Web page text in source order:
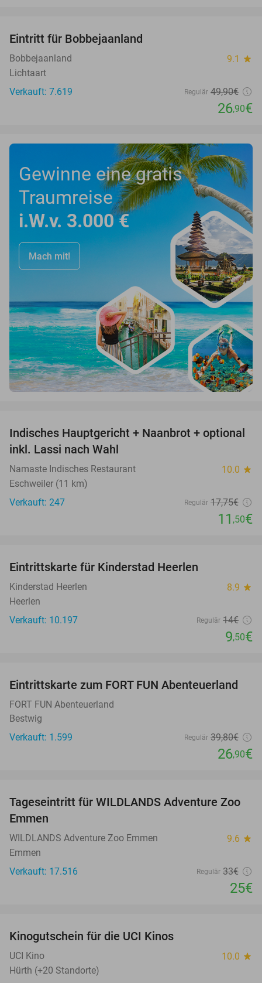
Eintritt für Bobbejaanland
Bobbejaanland 9.1 star
Lichtaart
Verkauft: 7.619
Regulär 49,90€
26,90€
Gewinne eine gratis
Traumreise
i.W.v. 3.000 €
Mach mit!
35%
Indisches Hauptgericht + Naanbrot + optional
inkl. Lassi nach Wahl
Namaste Indisches Restaurant 10.0 star
Eschweiler (11 km)
Verkauft: 247
Regulär 17,75€
11 ,50€
Eintrittskarte für Kinderstad Heerlen
Kinderstad Heerlen 8.9 star
Heerlen
Verkauft: 10.197
Regulär 14€
9,50€
32%
Eintrittskarte zum FORT FUN Abenteuerland
FORT FUN Abenteuerland
Bestwig
Verkauft: 1.599
Regulär 39,80€
26,90€
24%
Tageseintritt für WILDLANDS Adventure Zoo
Emmen
WILDLANDS Adventure Zoo Emmen 9.6 star
Emmen
Verkauft: 17.516
Regulär 33€
25€
Kinogutschein für die UCI Kinos
UCI Kino 10.0 star
Hürth (+20 Standorte)